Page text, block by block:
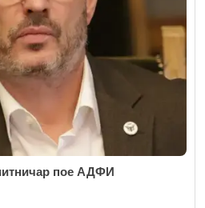
пое АДФИ